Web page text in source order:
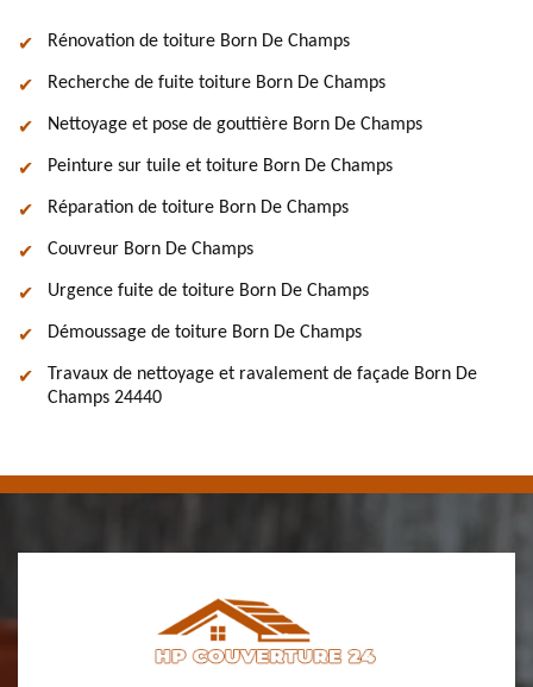
Rénovation de toiture Born De Champs
Recherche de fuite toiture Born De Champs
Nettoyage et pose de gouttière Born De Champs
Peinture sur tuile et toiture Born De Champs
Réparation de toiture Born De Champs
Couvreur Born De Champs
Urgence fuite de toiture Born De Champs
Démoussage de toiture Born De Champs
Travaux de nettoyage et ravalement de façade Born De
Champs 24440